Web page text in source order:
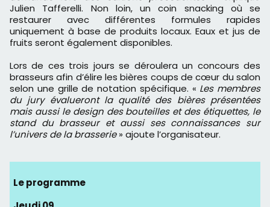
Julien Tafferelli. Non loin, un coin snacking où se
restaurer avec différentes formules rapides
uniquement à base de produits locaux. Eaux et jus de
fruits seront également disponibles.
Lors de ces trois jours se déroulera un concours des
brasseurs afin d’élire les bières coups de cœur du salon
selon une grille de notation spécifique. « Les membres
du jury évalueront la qualité des bières présentées
mais aussi le design des bouteilles et des étiquettes, le
stand du brasseur et aussi ses connaissances sur
l’univers de la brasserie» ajoute l’organisateur.
Le programme